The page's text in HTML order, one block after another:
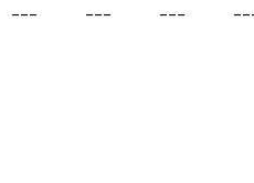
--- --- --- --